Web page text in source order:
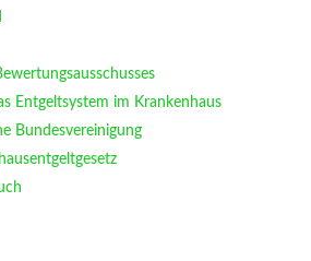
Entgeltsystem im Krankenhaus
Bundesvereinigung